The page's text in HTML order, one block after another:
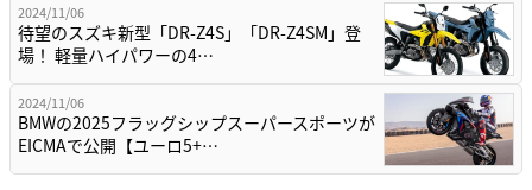
2024/11/06
待望のスズキ新型「DR-Z4S」「DR-Z4SM」登
場！ 軽量ハイパワーの4…
2024/11/06
BMWの2025フラッグシップスーパースポーツが
EICMAで公開【ユーロ5+…